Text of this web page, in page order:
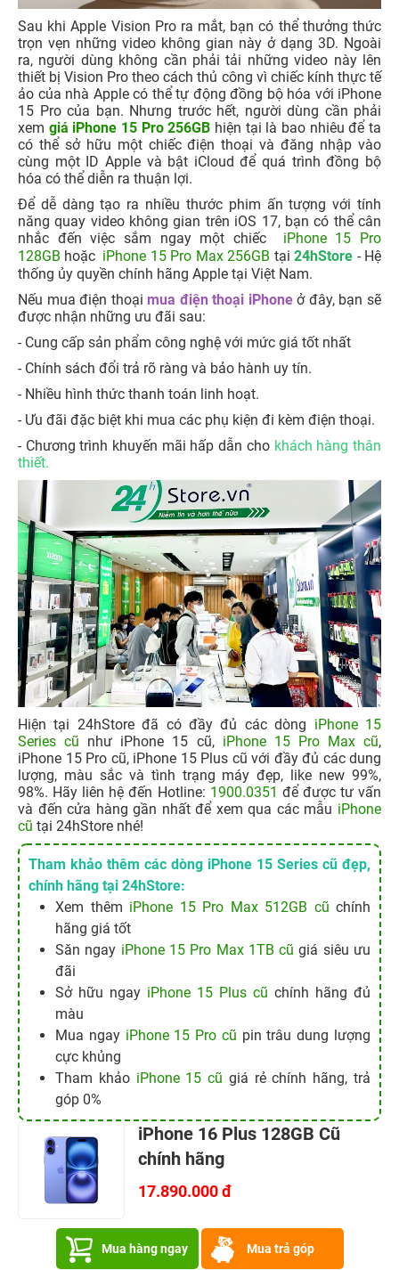
Sau khi Apple Vision Pro ra mắt, bạn có thể thưởng thức
trọn vẹn những video không gian này ở dạng 3D. Ngoài
ra, người dùng không cần phải tải những video này lên
thiết bị Vision Pro theo cách thủ công vì chiếc kính thực tế
ảo của nhà Apple có thể tự động đồng bộ hóa với iPhone
15 Pro của bạn. Nhưng trước hết, người dùng cần phải
xem giá iPhone 15 Pro 256GB hiện tại là bao nhiêu để ta
có thể sở hữu một chiếc điện thoại và đăng nhập vào
cùng một ID Apple và bật iCloud để quá trình đồng bộ
hóa có thể diễn ra thuận lợi.
Để dễ dàng tạo ra nhiều thước phim ấn tượng với tính
năng quay video không gian trên iOS 17, bạn có thể cân
nhắc đến việc sắm ngay một chiếc
iPhone 15 Pro
128GB hoặc iPhone 15 Pro Max 256GB tại24hStore - Hệ
thống ủy quyền chính hãng Apple tại Việt Nam.
Nếu mua điện thoại mua điện thoại iPhoneở đây, bạn sẽ
được nhận những ưu đãi sau:
- Cung cấp sản phẩm công nghệ với mức giá tốt nhất
- Chính sách đổi trả rõ ràng và bảo hành uy tín.
- Nhiều hình thức thanh toán linh hoạt.
- Ưu đãi đặc biệt khi mua các phụ kiện đi kèm điện thoại.
- Chương trình khuyến mãi hấp dẫn cho khách hàng thân
thiết.
Hiện tại 24hStore đã có đầy đủ các dòng iPhone 15
Series cũ như iPhone 15 cũ, iPhone 15 Pro Max cũ,
iPhone 15 Pro cũ, iPhone 15 Plus cũ với đầy đủ các dung
lượng, màu sắc và tình trạng máy đẹp, like new 99%,
98%. Hãy liên hệ đến Hotline: 1900.0351 để được tư vấn
và đến cửa hàng gần nhất để xem qua các mẫu iPhone
cũ tại 24hStore nhé!
Tham khảo thêm các dòng iPhone 15 Series cũ đẹp,
chính hãng tại 24hStore:
Xem thêm iPhone 15 Pro Max 512GB cũ chính
hãng giá tốt
Săn ngay iPhone 15 Pro Max 1TB cũ giá siêu ưu
đãi
Sở hữu ngay iPhone 15 Plus cũ chính hãng đủ
màu
Mua ngay iPhone 15 Pro cũ pin trâu dung lượng
cực khủng
Tham khảo iPhone 15 cũ giá rẻ chính hãng, trả
góp 0%
iPhone 16 Plus 128GB Cũ
chính hãng
17.890.000 đ
Mua hàng ngay Mua trả góp